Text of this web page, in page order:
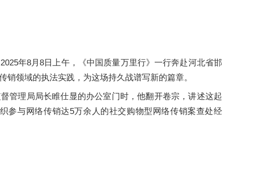
年8月8日上午，《中国质量万里行》一行奔赴河北省邯
领域的执法实践，为这场持久战谱写新的篇章。
管理局局长睢仕显的办公室门时，他翻开卷宗，讲述这起
参与网络传销达5万余人的社交购物型网络传销案查处经